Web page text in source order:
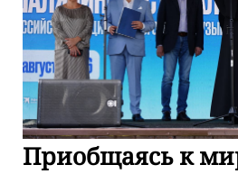
Приобщаясь к